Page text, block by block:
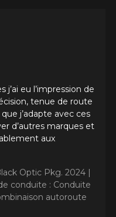
j’ai eu l’impression de
tenue de route
j’adapte avec ces
d’autres marques et
aux
Optic Pkg. 2024 |
conduite : Conduite
autoroute